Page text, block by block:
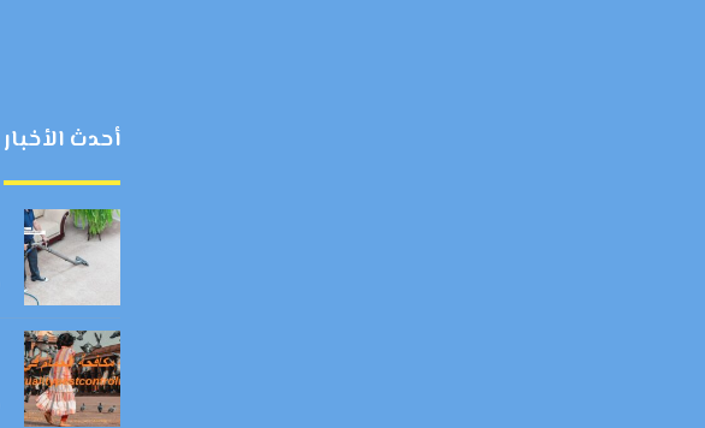
أحدث الأخبار